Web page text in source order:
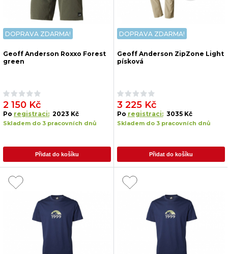
DOPRAVA ZDARMA!
Geoff Anderson Roxxo Forest
green
2 150 Kč
Po registraci: 2023 Kč
Skladem do 3 pracovních dnů
Přidat do košíku
DOPRAVA ZDARMA!
Geoff Anderson ZipZone Light
písková
3 225 Kč
Po registraci: 3035 Kč
Skladem do 3 pracovních dnů
Přidat do košíku